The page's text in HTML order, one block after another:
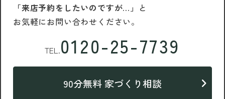
「来店予約をしたいのですが…」 と
お気軽にお問い合わせください。
TEL.0120-25-7739
90分無料 家づくり相談